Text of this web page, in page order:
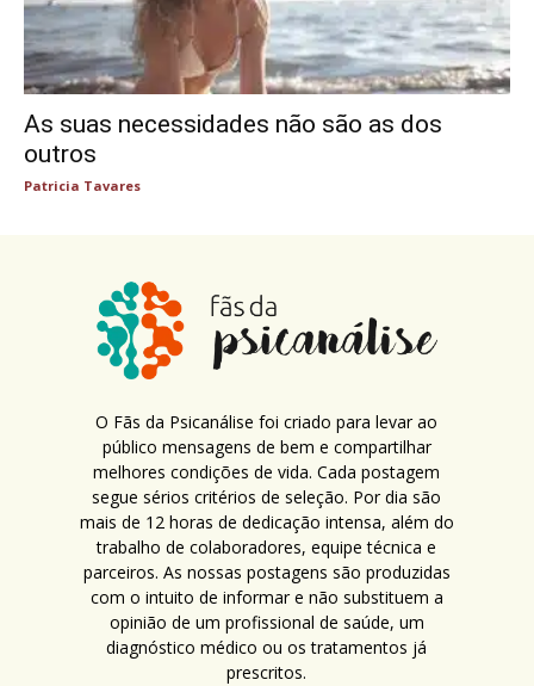
As suas necessidades não são as dos
outros
Patricia Tavares
O Fãs da Psicanálise foi criado para levar ao
público mensagens de bem e compartilhar
melhores condições de vida. Cada postagem
segue sérios critérios de seleção. Por dia são
mais de 12 horas de dedicação intensa, além do
trabalho de colaboradores, equipe técnica e
parceiros. As nossas postagens são produzidas
com o intuito de informar e não substituem a
opinião de um profissional de saúde, um
diagnóstico médico ou os tratamentos já
prescritos.